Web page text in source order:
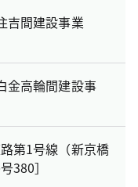
吉間建設事業
金高輪間建設事
第1号線（新京橋
380］